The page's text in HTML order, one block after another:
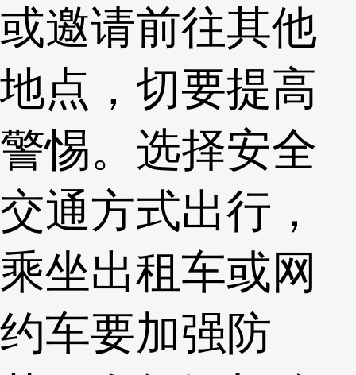
或邀请前往其他
地点，切要提高
警惕。选择安全
交通方式出行，
乘坐出租车或网
约车要加强防